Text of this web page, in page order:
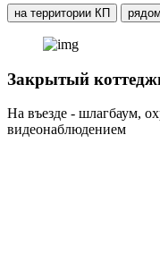
на территории КП
Закрытый
На въезде - шлагбаум,
видеонаблюдением